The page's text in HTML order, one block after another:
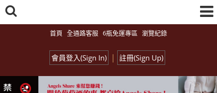
首頁 全通路客服 6瓶免運專區 瀏覽紀錄
會員登入(Sign In) | 註冊(Sign Up)